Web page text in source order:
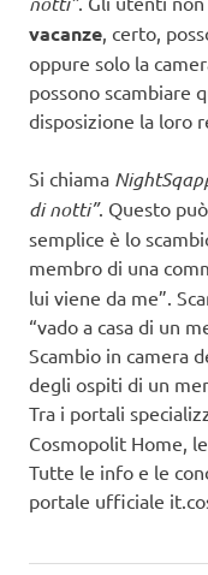
vacanze , certo,
oppure solo la
possono scambiare
disposizione la loro
Si chiama
di notti”. Questo
semplice è lo
membro di una
lui viene da me”.
“vado a casa di un
Scambio in camera
degli ospiti di un
Tra i portali
Cosmopolit Home,
Tutte le info e le
portale ufficiale